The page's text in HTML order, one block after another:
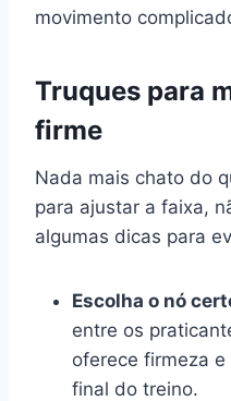
movimento
Truques para
firme
Nada mais chato do
para ajustar a faixa,
algumas dicas para
Escolha o nó
entre os
oferece firmeza
final do treino.